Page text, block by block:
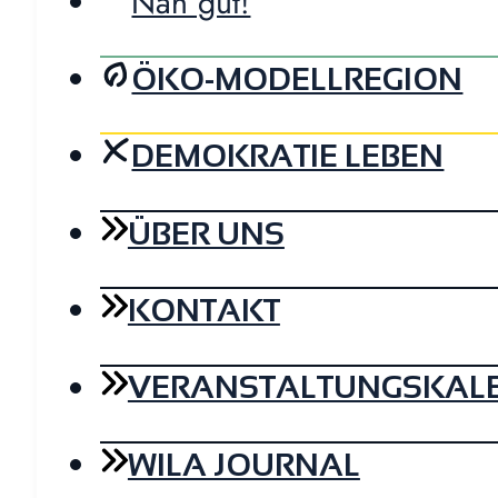
ÖKO-MODELLREGION
DEMOKRATIE LEBEN
ÜBER UNS
KONTAKT
WILA JOURNAL